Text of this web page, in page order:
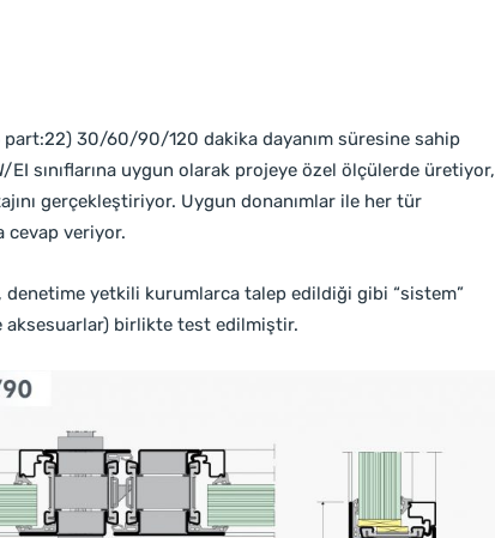
part:22) 30/60/90/120 dakika dayanım süresine sahip
EI sınıflarına uygun olarak projeye özel ölçülerde üretiyor,
gerçekleştiriyor. Uygun donanımlar ile her tür
cevap veriyor.
denetime yetkili kurumlarca talep edildiği gibi “sistem”
aksesuarlar) birlikte test edilmiştir.